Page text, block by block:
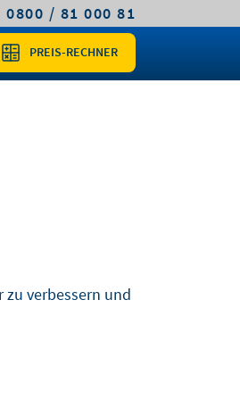
0800 / 81 000 81
PREIS-RECHNER
verbessern und